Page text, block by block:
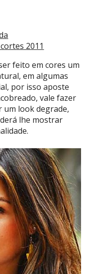
2011
feito em cores um
em algumas
por isso aposte
vale fazer
um look degrade,
lhe mostrar